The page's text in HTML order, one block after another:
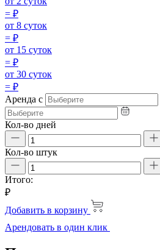
= ₽
от 8 суток
= ₽
от 15 суток
= ₽
от 30 суток
= ₽
Аренда с
Кол-во дней
Кол-во штук
Итого:
₽
Добавить в корзину
Арендовать в один клик